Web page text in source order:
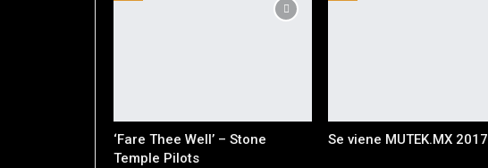
‘Fare Thee Well’ – Stone
Temple Pilots
Se viene MUTEK.MX 2017